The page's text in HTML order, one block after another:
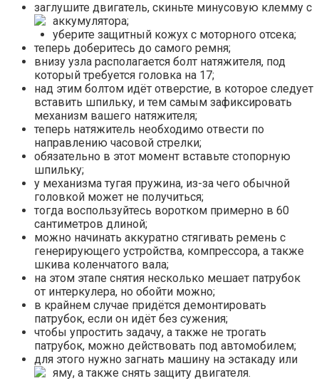
заглушите двигатель, скиньте минусовую клемму с
аккумулятора;
уберите защитный кожух с моторного отсека;
теперь доберитесь до самого ремня;
внизу узла располагается болт натяжителя, под
который требуется головка на 17;
над этим болтом идёт отверстие, в которое следует
вставить шпильку, и тем самым зафиксировать
механизм вашего натяжителя;
теперь натяжитель необходимо отвести по
направлению часовой стрелки;
обязательно в этот момент вставьте стопорную
шпильку;
у механизма тугая пружина, из-за чего обычной
головкой может не получиться;
тогда воспользуйтесь воротком примерно в 60
сантиметров длиной;
можно начинать аккуратно стягивать ремень с
генерирующего устройства, компрессора, а также
шкива коленчатого вала;
на этом этапе снятия несколько мешает патрубок
от интеркулера, но обойти можно;
в крайнем случае придётся демонтировать
патрубок, если он идёт без сужения;
чтобы упростить задачу, а также не трогать
патрубок, можно действовать под автомобилем;
для этого нужно загнать машину на эстакаду или
яму, а также снять защиту двигателя.